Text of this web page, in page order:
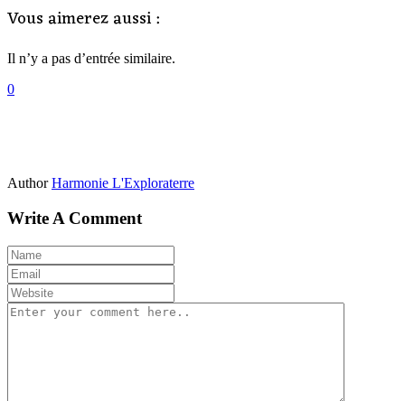
Vous aimerez aussi :
Il n’y a pas d’entrée similaire.
0
Author Harmonie L'Exploraterre
Write A Comment